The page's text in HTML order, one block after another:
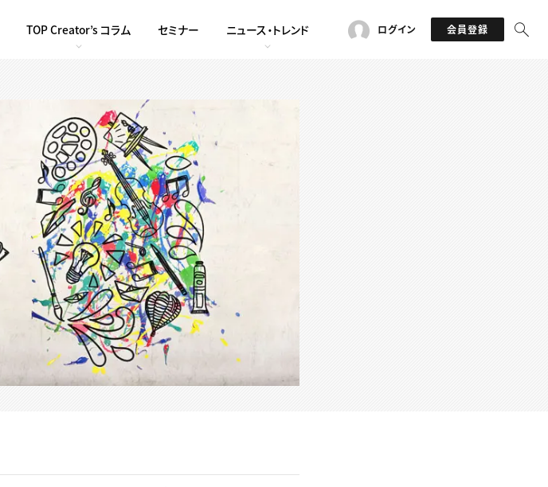
TOP Creator’s コラム セミナー ニュース・トレンド ログイン 会員登録